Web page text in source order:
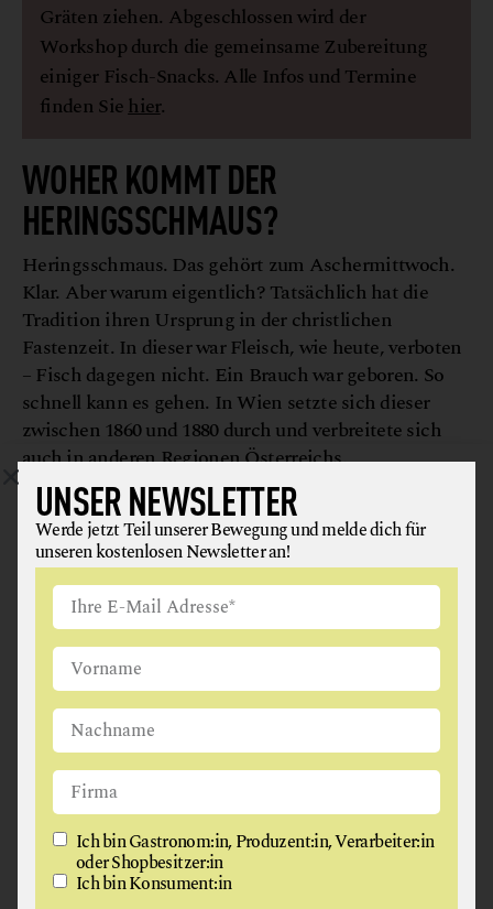
Gräten ziehen. Abgeschlossen wird der
Workshop durch die gemeinsame Zubereitung
einiger Fisch-Snacks. Alle Infos und Termine
finden Siehier.
WOHER KOMMT DER
HERINGSSCHMAUS?
Heringsschmaus. Das gehört zum Aschermittwoch.
Klar. Aber warum eigentlich? Tatsächlich hat die
Tradition ihren Ursprung in der christlichen
Fastenzeit. In dieser war Fleisch, wie heute, verboten
– Fisch dagegen nicht. Ein Brauch war geboren. So
schnell kann es gehen. In Wien setzte sich dieser
zwischen 1860 und 1880 durch und verbreitete sich
auch in anderen Regionen Österreichs.
BIOFISCH MARC MÖSSMER
Marc Mößmer ist der weltweit erste Demeter-
Fischzüchter – und beweist, wie revolutionär
Karpfenhaltung sein kann.
UNSER NEWSLETTER
Werde jetzt Teil unserer Bewegung und melde dich für
unseren kostenlosen Newsletter an!
Ich bin Gastronom:in, Produzent:in, Verarbeiter:in
oder Shopbesitzer:in
Ich bin Konsument:in